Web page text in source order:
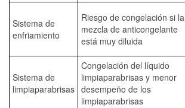
Sistema de
enfriamiento
Riesgo de congelación si la
mezcla de anticongelante
está muy diluida
Sistema de
limpiaparabrisas
Congelación del líquido
limpiaparabrisas y menor
desempeño de los
limpiaparabrisas